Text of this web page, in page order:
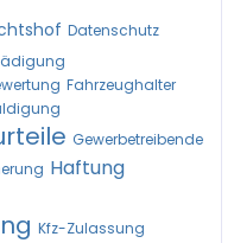
Datenschutz
Fahrzeughalter
Gewerbetreibende
Haftung
Kfz-Zulassung